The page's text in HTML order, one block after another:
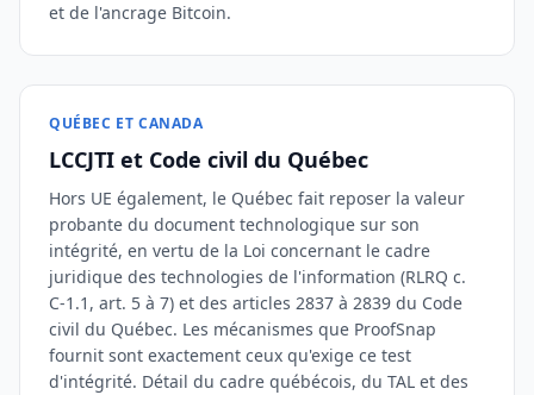
et de l'ancrage Bitcoin.
QUÉBEC ET CANADA
LCCJTI et Code civil du Québec
Hors UE également, le Québec fait reposer la valeur
probante du document technologique sur son
intégrité, en vertu de la Loi concernant le cadre
juridique des technologies de l'information (RLRQ c.
C-1.1, art. 5 à 7) et des articles 2837 à 2839 du Code
civil du Québec. Les mécanismes que ProofSnap
fournit sont exactement ceux qu'exige ce test
d'intégrité. Détail du cadre québécois, du TAL et des